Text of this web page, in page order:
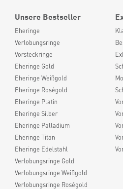
Unsere Bestseller
Eheringe
Verlobungsringe
Vorsteckringe
Eheringe Gold
Eheringe Weißgold
Eheringe Roségold
Eheringe Platin
Eheringe Silber
Eheringe Palladium
Eheringe Titan
Eheringe Edelstahl
Verlobungsringe Gold
Verlobungsringe Weißgold
Verlobungsringe Roségold